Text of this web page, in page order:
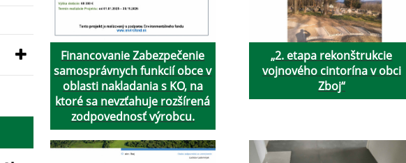
Financovanie Zabezpečenie
samosprávnych funkcií obce v
oblasti nakladania s KO, na
ktoré sa nevzťahuje rozšírená
zodpovednosť výrobcu.
„2. etapa rekonštrukcie
vojnového cintorína v obci
Zboj“